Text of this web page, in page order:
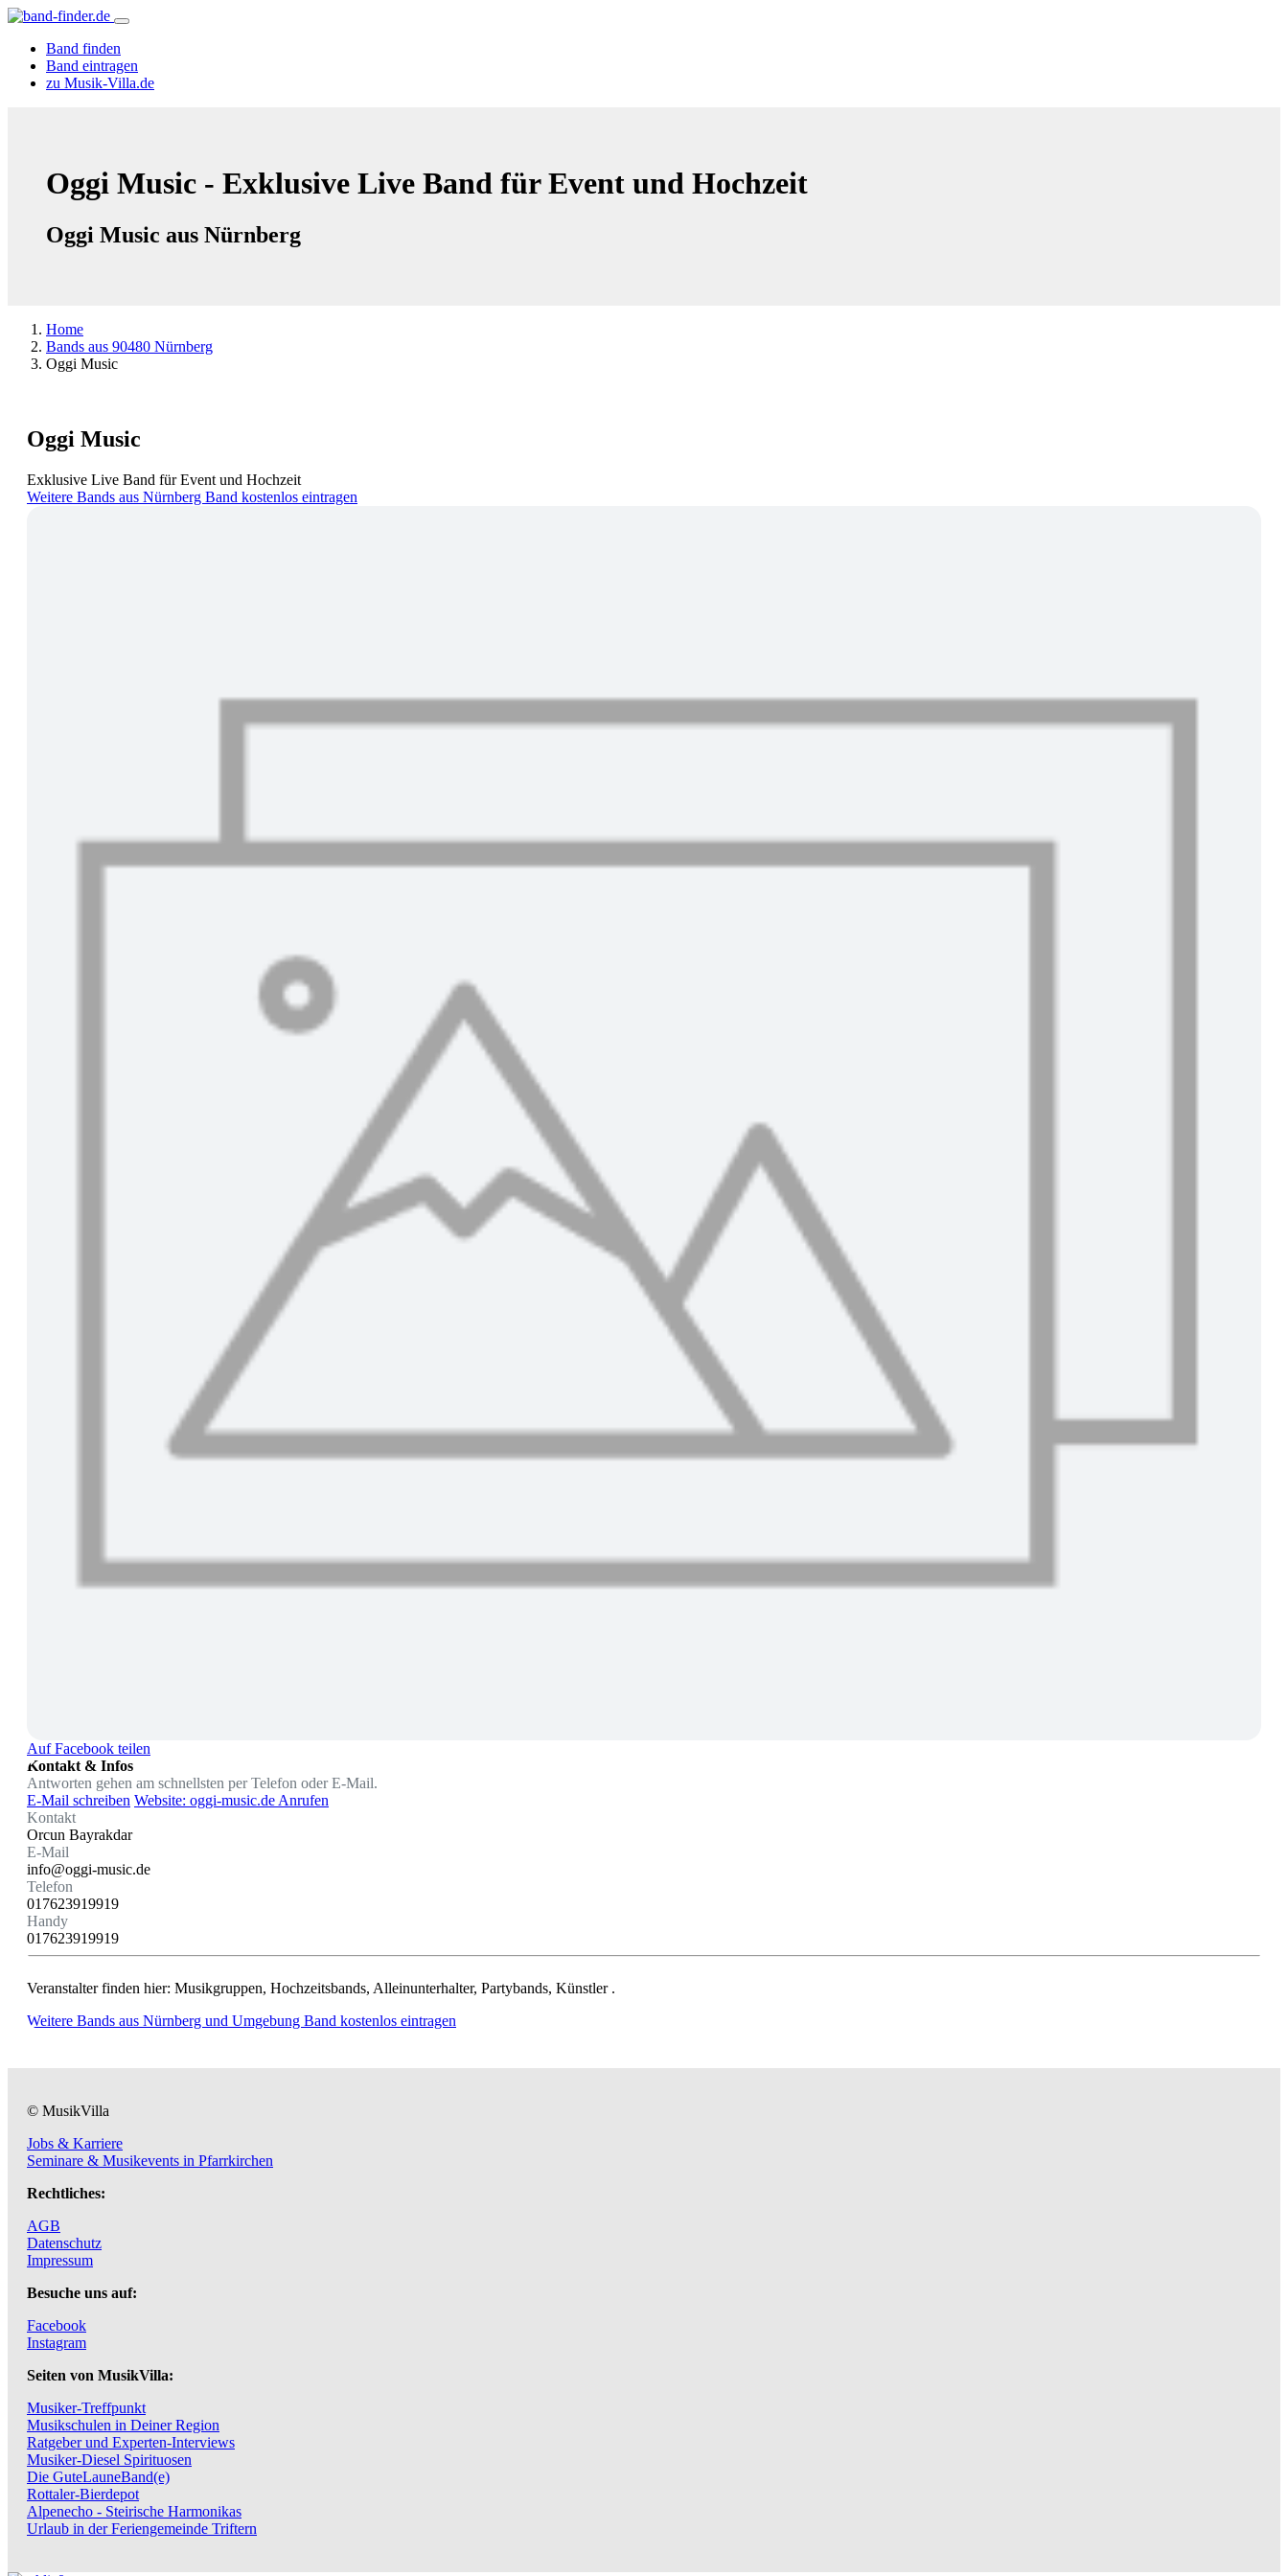
Band finden
Band eintragen
zu Musik-Villa.de
Oggi Music - Exklusive Live Band für Event und Hochzeit
Oggi Music aus Nürnberg
Home
Bands aus 90480 Nürnberg
Oggi Music
Oggi Music
Exklusive Live Band für Event und Hochzeit
Weitere Bands aus Nürnberg Band kostenlos eintragen
Auf Facebook teilen
Kontakt & Infos
Antworten gehen am schnellsten per Telefon oder E-Mail.
E-Mail schreiben Website: oggi-music.de Anrufen
Kontakt
Orcun Bayrakdar
E-Mail
info@oggi-music.de
Telefon
017623919919
Handy
017623919919
Veranstalter finden hier: Musikgruppen, Hochzeitsbands, Alleinunterhalter, Partybands, Künstler .
Weitere Bands aus Nürnberg und Umgebung Band kostenlos eintragen
© MusikVilla
Jobs & Karriere
Seminare & Musikevents in Pfarrkirchen
Rechtliches:
AGB
Datenschutz
Impressum
Besuche uns auf:
Facebook
Instagram
Seiten von MusikVilla:
Musiker-Treffpunkt
Musikschulen in Deiner Region
Ratgeber und Experten-Interviews
Musiker-Diesel Spirituosen
Die GuteLauneBand(e)
Rottaler-Bierdepot
Alpenecho - Steirische Harmonikas
Urlaub in der Feriengemeinde Triftern